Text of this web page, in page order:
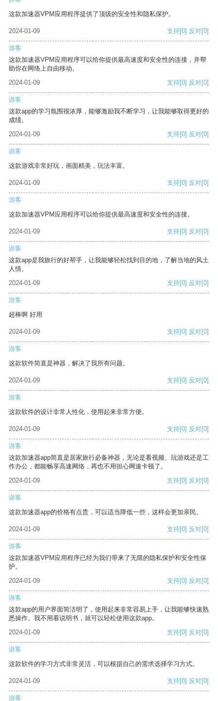
这款加速器VPM应用程序提供了顶级的安全性和隐私保护。
2024-01-09 支持[0] 反对[0]
游客
这款加速器VPM应用程序可以给你提供最高速度和安全性的连接，并帮
助你在网络上自由移动。
2024-01-09
支持[0] 反对[0]
游客
这款app的学习氛围很浓厚，能够激励我不断学习，让我能够取得更好的
成绩。
2024-01-09
支持[0] 反对[0]
游客
这款游戏非常好玩，画面精美，玩法丰富。
2024-01-09 支持[0] 反对[0]
游客
这款加速器VPM应用程序可以给你提供最高速度和安全性的连接。
2024-01-09 支持[0] 反对[0]
游客
这款app是我旅行的好帮手，让我能够轻松找到目的地，了解当地的风土
人情。
2024-01-09
支持[0] 反对[0]
游客
超棒啊 好用
2024-01-09 支持[0] 反对[0]
游客
这款软件简直是神器，解决了我所有问题。
2024-01-09 支持[0] 反对[0]
游客
这款软件的设计非常人性化，使用起来非常方便。
2024-01-09 支持[0] 反对[0]
游客
这款加速器app简直是居家旅行必备神器，无论是看视频、玩游戏还是工
作办公，都能畅享高速网络，再也不用担心网速卡顿了。
2024-01-09
支持[0] 反对[0]
游客
这款加速器app的价格有点贵，可以适当降低一些，这样会更加亲民。
2024-01-09 支持[0] 反对[0]
游客
这款加速器VPM应用程序已经为我们带来了无限的隐私保护和安全性保
护。
2024-01-09
支持[0] 反对[0]
游客
这款app的用户界面简洁明了，使用起来非常容易上手，让我能够快速熟
悉操作。我不用看说明书，就可以轻松使用这款app。
2024-01-09
支持[0] 反对[0]
游客
这款软件的学习方式非常灵活，可以根据自己的需求选择学习方式。
2024-01-09 支持[0] 反对[0]
游客